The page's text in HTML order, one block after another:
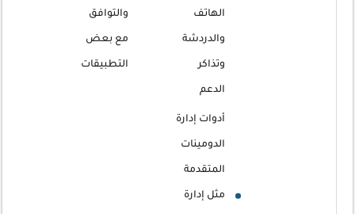
الهاتف
والدردشة
وتذاكر
الدعم
أدوات إدارة
الدومينات
المتقدمة
مثل إدارة
والتوافق
مع بعض
التطبيقات